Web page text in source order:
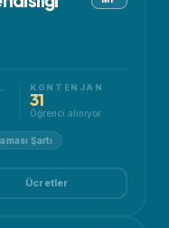
KONTENJAN
31
Öğrenci alınıyor
Şartı
Ücretler